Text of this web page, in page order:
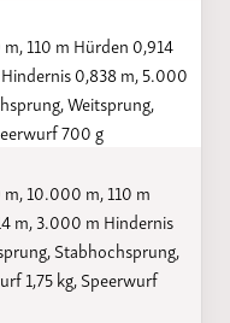
110 m Hürden 0,914
0,838 m, 5.000
Weitsprung,
700 g
10.000 m, 110 m
m, 3.000 m Hindernis
Stabhochsprung,
1,75 kg, Speerwurf